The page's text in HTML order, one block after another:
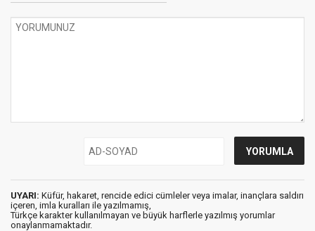
UYARI: Küfür, hakaret, rencide edici cümleler veya imalar, inançlara saldırı
içeren, imla kuralları ile yazılmamış,
Türkçe karakter kullanılmayan ve büyük harflerle yazılmış yorumlar
onaylanmamaktadır.